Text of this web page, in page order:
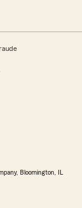
Bloomington, IL